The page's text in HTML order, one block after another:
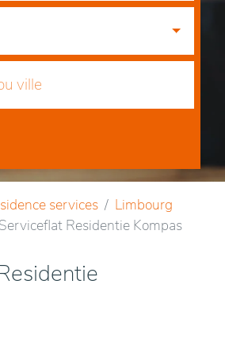
services
Limbourg
Serviceflat Residentie Kompas